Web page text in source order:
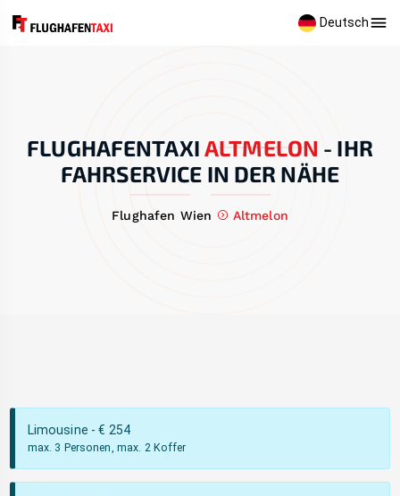
Deutsch
FLUGHAFENTAXI ALTMELON - IHR
FAHRSERVICE IN DER NÄHE
Flughafen Wien Altmelon
Limousine - € 254
max. 3 Personen, max. 2 Koffer